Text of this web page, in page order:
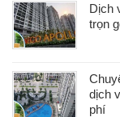
Dịch
trọn
dịch
phí